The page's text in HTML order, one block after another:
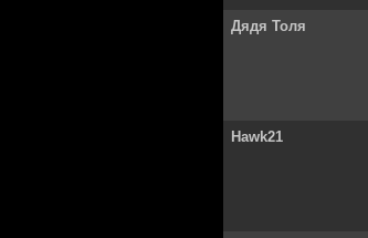
Дядя Толя
Hawk21